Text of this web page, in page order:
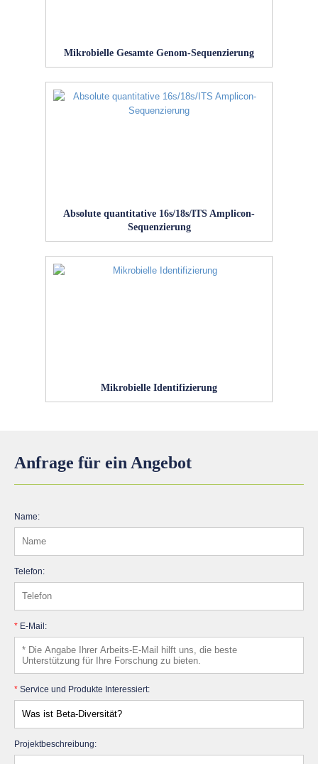
Mikrobielle Gesamte Genom-Sequenzierung
Absolute quantitative 16s/18s/ITS Amplicon-
Sequenzierung
Mikrobielle Identifizierung
Anfrage für ein Angebot
Name:
Telefon:
* E-Mail:
* Service und Produkte Interessiert:
Projektbeschreibung: